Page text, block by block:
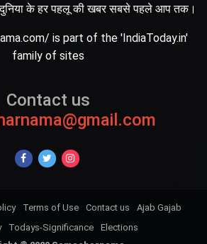
दुनिया के हर पहलू की खबर सबसे पहले आप तक।
is part of the 'IndiaToday.in'
family of sites
Contact us
Terms of Use Contact us
Ajab Gajab
Todays-Significance Elections